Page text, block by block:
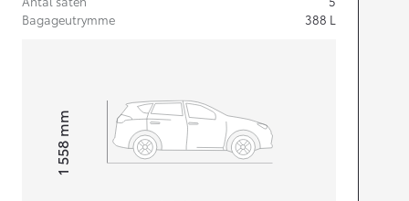
Bagageutrymme
388 L
Height1 558
mm